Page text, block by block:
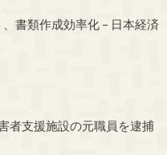
書類作成効率化 – 日本経済
者支援施設の元職員を逮捕